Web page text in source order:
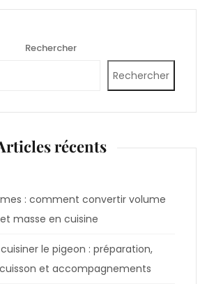
Rechercher
Rechercher
récents
: comment convertir volume
et masse en cuisine
le pigeon : préparation,
et accompagnements